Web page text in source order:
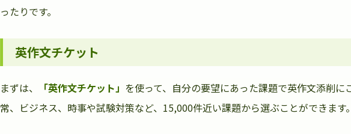
ったりです。
英作文チケット
まずは、 「英作文チケット」 を使って、自分の要望にあった課題で英作文添削に
常、ビジネス、時事や試験対策など、15,000件近い課題から選ぶことができます